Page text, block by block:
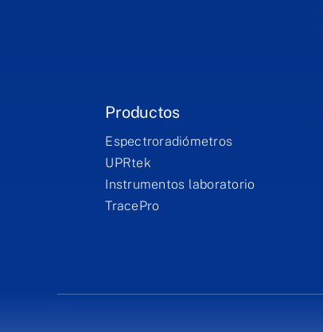
Productos
Espectroradiómetros
UPRtek
Instrumentos laboratorio
TracePro